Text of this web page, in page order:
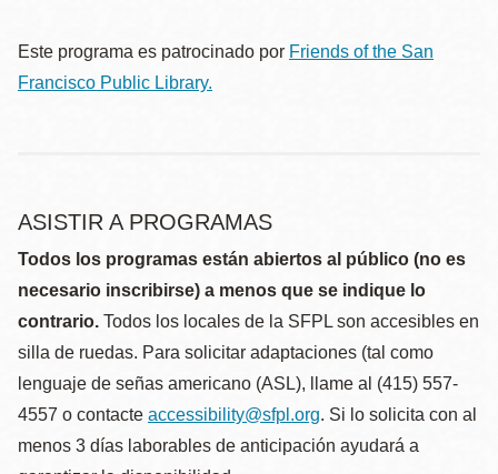
Este programa es patrocinado por Friends of the San
Francisco Public Library.
ASISTIR A PROGRAMAS
Todos los programas están abiertos al público (no es
necesario inscribirse) a menos que se indique lo
contrario. Todos los locales de la SFPL son accesibles en
silla de ruedas. Para solicitar adaptaciones (tal como
lenguaje de señas americano (ASL), llame al (415) 557-
4557 o contacte accessibility@sfpl.org. Si lo solicita con al
menos 3 días laborables de anticipación ayudará a